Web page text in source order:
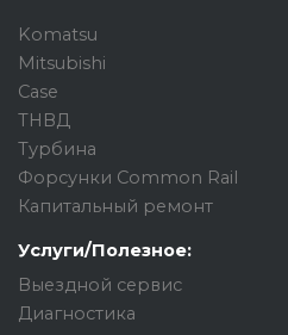
Komatsu
Mitsubishi
Case
ТНВД
Турбина
Форсунки Common Rail
Капитальный ремонт
Услуги/Полезное:
Выездной сервис
Диагностика